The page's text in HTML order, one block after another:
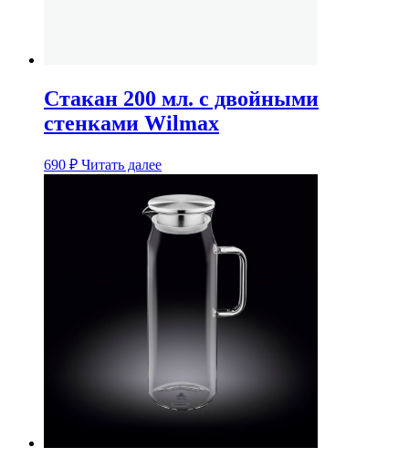
Стакан 200 мл. с двойными
стенками Wilmax
690 ₽ Читать далее